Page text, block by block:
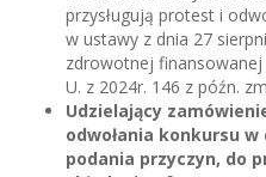
przysługują protest i
w ustawy z dnia 27
zdrowotnej finansowanej
U. z 2024r. 146 z późn.
Udzielający
odwołania konkursu w
podania przyczyn, do